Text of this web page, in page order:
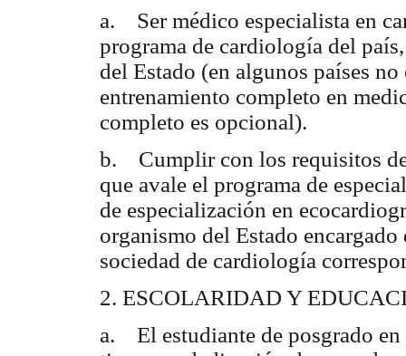
a. Ser médico especialista en
programa de cardiología del
del Estado (en algunos países
entrenamiento completo en
completo es opcional).
b. Cumplir con los requisitos
que avale el programa de
de especialización en
organismo del Estado
sociedad de cardiología
2. ESCOLARIDAD Y
a. El estudiante de posgrado